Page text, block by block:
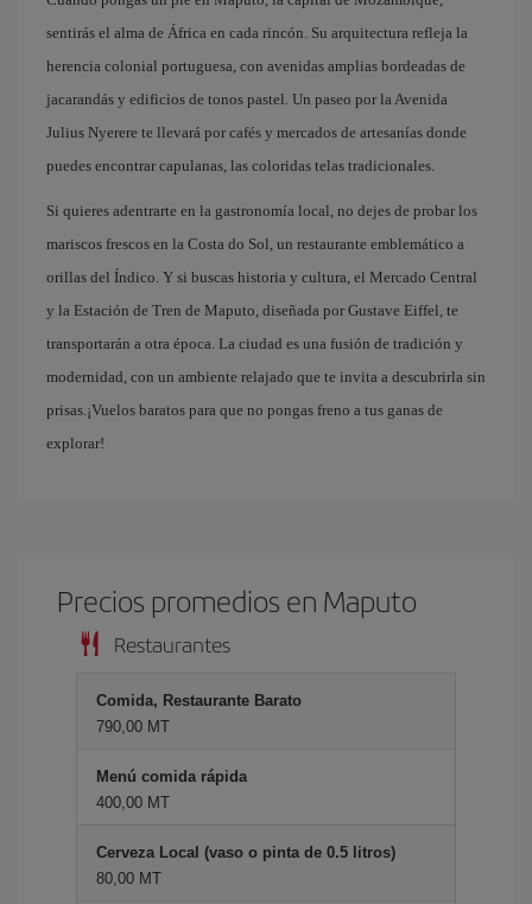
sentirás el alma de África en cada rincón. Su arquitectura refleja la
herencia colonial portuguesa, con avenidas amplias bordeadas de
jacarandás y edificios de tonos pastel. Un paseo por la Avenida
Julius Nyerere te llevará por cafés y mercados de artesanías donde
puedes encontrar capulanas, las coloridas telas tradicionales.
Si quieres adentrarte en la gastronomía local, no dejes de probar los
mariscos frescos en la Costa do Sol, un restaurante emblemático a
orillas del Índico. Y si buscas historia y cultura, el Mercado Central
y la Estación de Tren de Maputo, diseñada por Gustave Eiffel, te
transportarán a otra época. La ciudad es una fusión de tradición y
modernidad, con un ambiente relajado que te invita a descubrirla sin
prisas.¡Vuelos baratos para que no pongas freno a tus ganas de
explorar!
Precios promedios en Maputo
Restaurantes
Comida, Restaurante Barato
790,00 MT
Menú comida rápida
400,00 MT
Cerveza Local (vaso o pinta de 0.5 litros)
80,00 MT